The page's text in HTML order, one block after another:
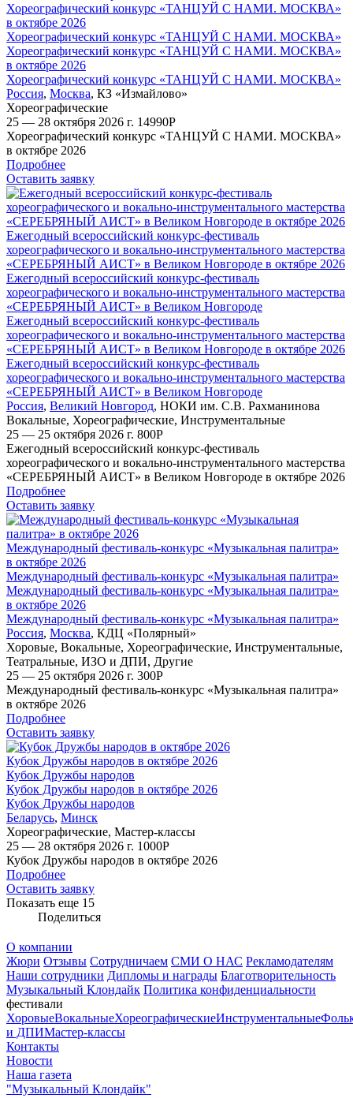
Хореографический конкурс «ТАНЦУЙ С НАМИ. МОСКВА»
в октябре 2026
Хореографический конкурс «ТАНЦУЙ С НАМИ. МОСКВА»
Хореографический конкурс «ТАНЦУЙ С НАМИ. МОСКВА»
в октябре 2026
Хореографический конкурс «ТАНЦУЙ С НАМИ. МОСКВА»
Россия, Москва, КЗ «Измайлово»
Хореографические
25 — 28 октября 2026 г. 14990Р
Хореографический конкурс «ТАНЦУЙ С НАМИ. МОСКВА»
в октябре 2026
Подробнее
Оставить заявку
Ежегодный всероссийский конкурс-фестиваль
хореографического и вокально-инструментального мастерства
«СЕРЕБРЯНЫЙ АИСТ» в Великом Новгороде в октябре 2026
Ежегодный всероссийский конкурс-фестиваль
хореографического и вокально-инструментального мастерства
«СЕРЕБРЯНЫЙ АИСТ» в Великом Новгороде
Ежегодный всероссийский конкурс-фестиваль
хореографического и вокально-инструментального мастерства
«СЕРЕБРЯНЫЙ АИСТ» в Великом Новгороде в октябре 2026
Ежегодный всероссийский конкурс-фестиваль
хореографического и вокально-инструментального мастерства
«СЕРЕБРЯНЫЙ АИСТ» в Великом Новгороде
Россия, Великий Новгород, НОКИ им. С.В. Рахманинова
Вокальные, Хореографические, Инструментальные
25 — 25 октября 2026 г. 800Р
Ежегодный всероссийский конкурс-фестиваль
хореографического и вокально-инструментального мастерства
«СЕРЕБРЯНЫЙ АИСТ» в Великом Новгороде в октябре 2026
Подробнее
Оставить заявку
Международный фестиваль-конкурс «Музыкальная палитра»
в октябре 2026
Международный фестиваль-конкурс «Музыкальная палитра»
Международный фестиваль-конкурс «Музыкальная палитра»
в октябре 2026
Международный фестиваль-конкурс «Музыкальная палитра»
Россия, Москва, КДЦ «Полярный»
Хоровые, Вокальные, Хореографические, Инструментальные,
Театральные, ИЗО и ДПИ, Другие
25 — 25 октября 2026 г. 300Р
Международный фестиваль-конкурс «Музыкальная палитра»
в октябре 2026
Подробнее
Оставить заявку
Кубок Дружбы народов в октябре 2026
Кубок Дружбы народов
Кубок Дружбы народов в октябре 2026
Кубок Дружбы народов
Беларусь, Минск
Хореографические, Мастер-классы
25 — 28 октября 2026 г. 1000Р
Кубок Дружбы народов в октябре 2026
Подробнее
Оставить заявку
Показать еще 15
Поделиться
О компании
Жюри Отзывы Сотрудничаем СМИ О НАС Рекламодателям
Наши сотрудники Дипломы и награды Благотворительность
Музыкальный Клондайк Политика конфиденциальности
фестивали
ХоровыеВокальныеХореографическиеИнструментальные
и ДПИМастер-классы
Контакты
Новости
Наша газета
"Музыкальный Клондайк"